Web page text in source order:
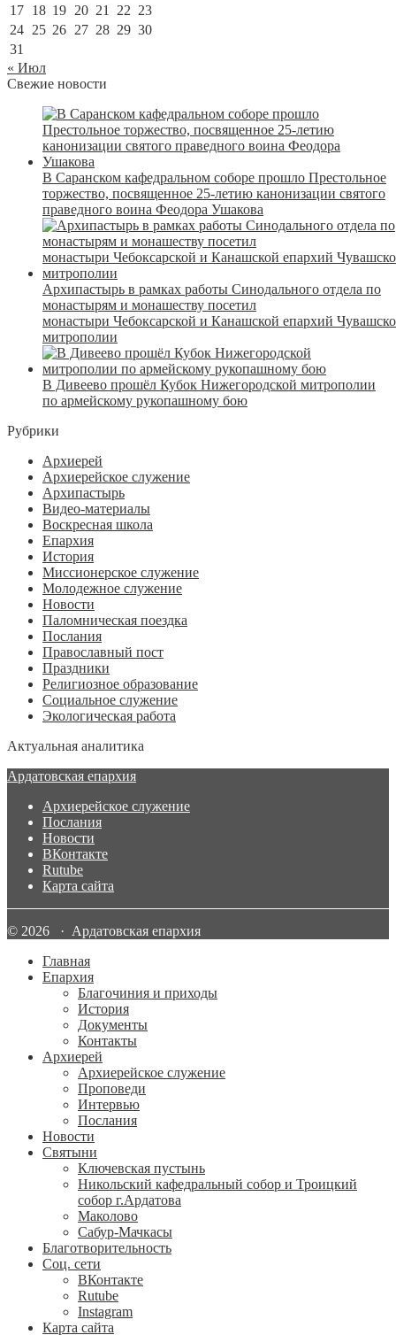
17 18 19 20 21 22 23
24 25 26 27 28 29 30
31
« Июл
Свежие новости
В Саранском кафедральном соборе прошло Престольное
торжество, посвященное 25-летию канонизации святого
праведного воина Феодора Ушакова
Архипастырь в рамках работы Синодального отдела по
монастырям и монашеству посетил
монастыри Чебоксарской и Канашской епархий
митрополии
В Дивеево прошёл Кубок Нижегородской митрополии
по армейскому рукопашному бою
Рубрики
Архиерей
Архиерейское служение
Архипастырь
Видео-материалы
Воскресная школа
Епархия
История
Миссионерское служение
Молодежное служение
Новости
Паломническая поездка
Послания
Православный пост
Праздники
Религиозное образование
Социальное служение
Экологическая работа
Актуальная аналитика
Ардатовская епархия
Архиерейское служение
Послания
Новости
ВКонтакте
Rutube
Карта сайта
© 2026 · Ардатовская епархия
Главная
Епархия
Благочиния и приходы
История
Документы
Контакты
Архиерей
Архиерейское служение
Проповеди
Интервью
Послания
Новости
Святыни
Ключевская пустынь
Никольский кафедральный собор и Троицкий
собор г.Ардатова
Маколово
Сабур-Мачкасы
Благотворительность
Соц. сети
ВКонтакте
Rutube
Instagram
Карта сайта